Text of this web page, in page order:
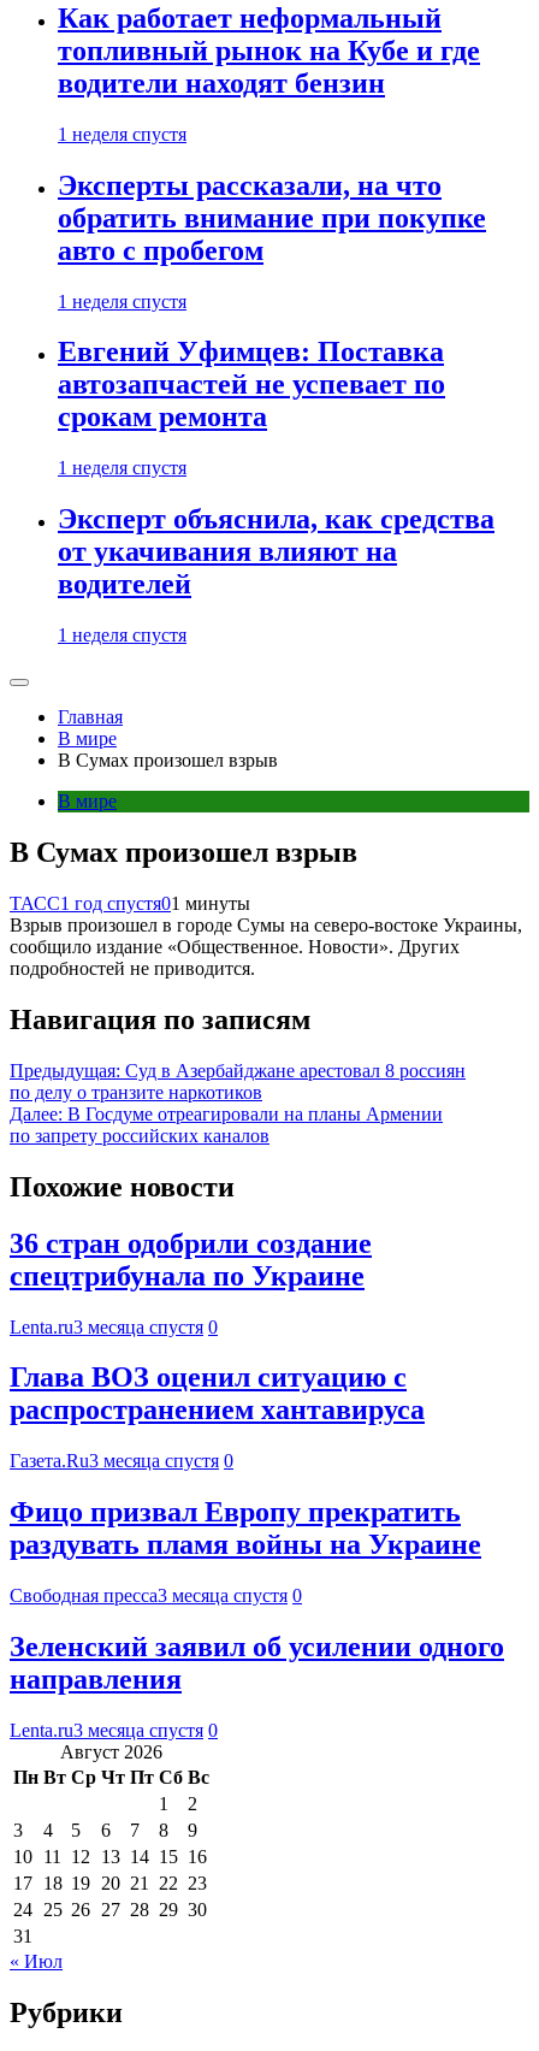
Как работает неформальный
топливный рынок на Кубе и где
водители находят бензин
1 неделя спустя
Эксперты рассказали, на что
обратить внимание при покупке
авто с пробегом
1 неделя спустя
Евгений Уфимцев: Поставка
автозапчастей не успевает по
срокам ремонта
1 неделя спустя
Эксперт объяснила, как средства
от укачивания влияют на
водителей
1 неделя спустя
Главная
В мире
В Сумах произошел взрыв
В мире
В Сумах произошел взрыв
ТАСС1 год спустя01 минуты
Взрыв произошел в городе Сумы на северо-востоке Украины,
сообщило издание «Общественное. Новости». Других
подробностей не приводится.
Навигация по записям
Предыдущая: Суд в Азербайджане арестовал 8 россиян
по делу о транзите наркотиков
Далее: В Госдуме отреагировали на планы Армении
по запрету российских каналов
Похожие новости
36 стран одобрили создание
спецтрибунала по Украине
Lenta.ru3 месяца спустя 0
Глава ВОЗ оценил ситуацию с
распространением хантавируса
Газета.Ru3 месяца спустя 0
Фицо призвал Европу прекратить
раздувать пламя войны на Украине
Свободная пресса3 месяца спустя 0
Зеленский заявил об усилении одного
направления
Lenta.ru3 месяца спустя 0
Август 2026
Пн Вт Ср Чт Пт Сб Вс
1
2
3
4 5 6 7 8
9
10 11 12 13 14 15 16
17 18 19 20 21 22 23
24 25 26 27 28 29 30
31
« Июл
Рубрики